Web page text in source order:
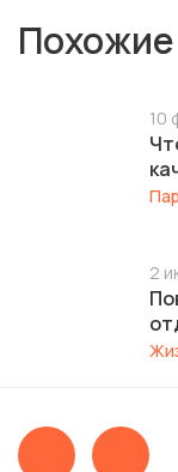
Похожие
10
2